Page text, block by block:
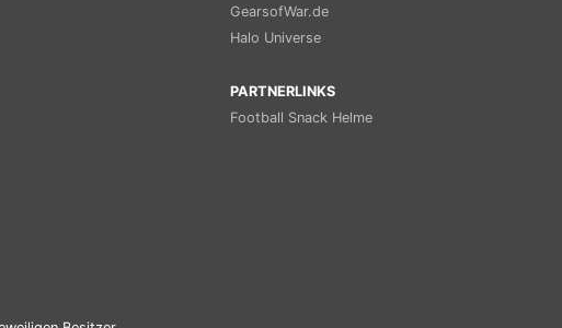
GearsofWar.de
Halo Universe
PARTNERLINKS
Football Snack Helme